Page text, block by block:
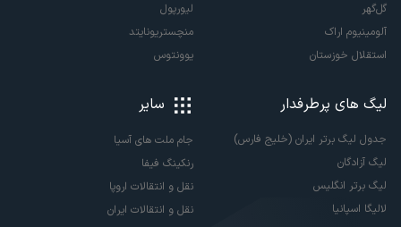
گل‌گهر
آلومینیوم اراک
استقلال خوزستان
لیورپول
منچستریونایتد
یوونتوس
لیگ های پرطرفدار
جدول لیگ برتر ایران (خلیج فارس)
لیگ آزادگان
لیگ برتر انگلیس
لالیگا اسپانیا
سایر
جام ملت های آسیا
رنکینگ فیفا
نقل و انتقالات اروپا
نقل و انتقالات ایران